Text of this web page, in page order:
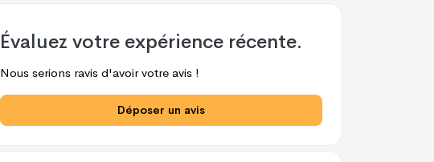
Évaluez votre expérience récente.
Nous serions ravis d'avoir votre avis !
Déposer un avis